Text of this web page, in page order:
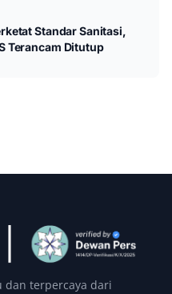
Standar Sanitasi,
Terancam Ditutup
terpercaya dari